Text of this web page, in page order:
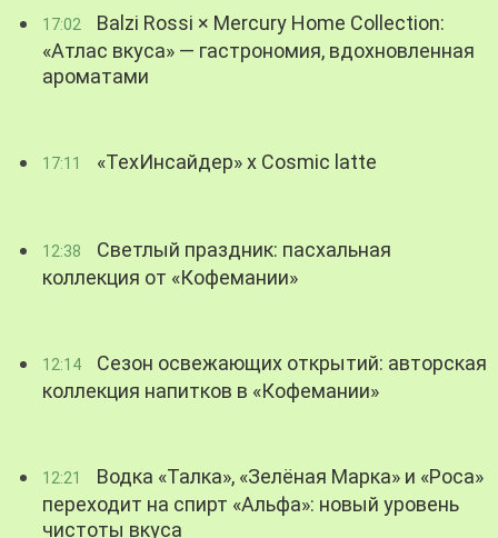
17:02
Balzi Rossi × Mercury Home Collection:
«Атлас вкуса» — гастрономия, вдохновленная
ароматами
17:11 «ТехИнсайдер» х Cosmic latte
12:38
Светлый праздник: пасхальная
коллекция от «Кофемании»
12:14
Сезон освежающих открытий: авторская
коллекция напитков в «Кофемании»
12:21
Водка «Талка», «Зелёная Марка» и «Роса»
переходит на спирт «Альфа»: новый уровень
чистоты вкуса